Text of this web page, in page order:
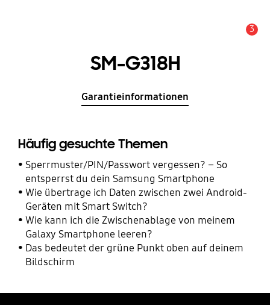
3
SM-G318H
Garantieinformationen
Häufig gesuchte Themen
Sperrmuster/PIN/Passwort vergessen? – So
entsperrst du dein Samsung Smartphone
Wie übertrage ich Daten zwischen zwei Android-
Geräten mit Smart Switch?
Wie kann ich die Zwischenablage von meinem
Galaxy Smartphone leeren?
Das bedeutet der grüne Punkt oben auf deinem
Bildschirm